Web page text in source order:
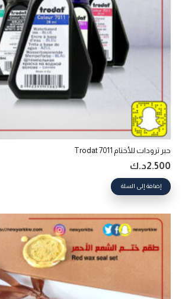
حبر ترودات للأختام Trodat 7011
2.500د.ك
إضافة إلى السلة